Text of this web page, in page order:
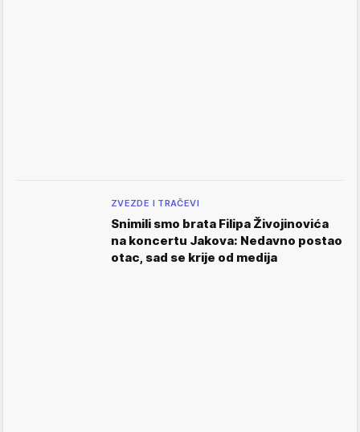
ZVEZDE I TRAČEVI
Snimili smo brata Filipa Živojinovića
na koncertu Jakova: Nedavno postao
otac, sad se krije od medija